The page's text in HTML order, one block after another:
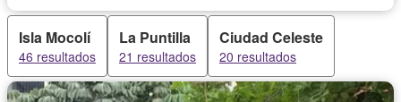
Isla Mocolí
46 resultados
La Puntilla
21 resultados
Ciudad Celeste
20 resultados